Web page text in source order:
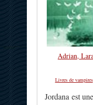
Adrian,
Livres de vampires
Jordana est